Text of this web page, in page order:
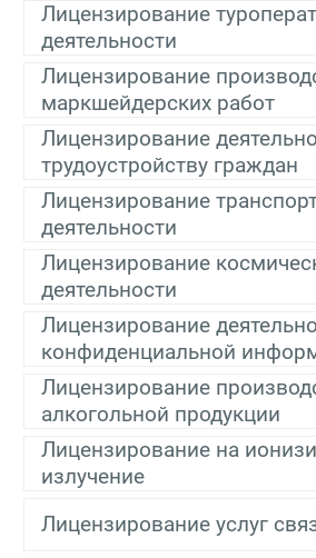
Лицензирование
деятельности
Лицензирование
маркшейдерских работ
Лицензирование
трудоустройству граждан
Лицензирование
деятельности
Лицензирование
деятельности
Лицензирование
конфиденциальной
Лицензирование
алкогольной продукции
Лицензирование на
излучение
Лицензирование услуг